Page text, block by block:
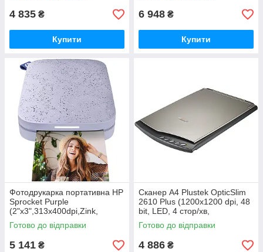
4 835 ₴
Купити
6 948 ₴
Купити
Фотодрукарка портативна HP
Sprocket Purple
(2"x3",313x400dpi,Zink,
64MB,Bluetooth, колір
фіолетовий)
Готово до відправки
5 141 ₴
Сканер А4 Plustek OpticSlim
2610 Plus (1200x1200 dpi, 48
bit, LED, 4 стор/хв,
планшетний, сірий) (0304TS)
Готово до відправки
4 886 ₴